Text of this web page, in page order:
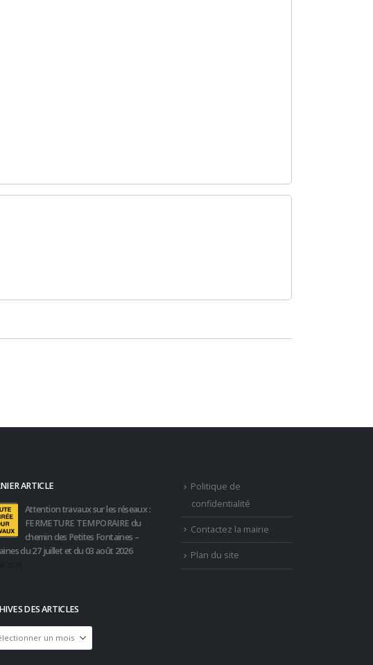
ARTICLE
Attention travaux sur les réseaux :
FERMETURE TEMPORAIRE du
chemin des Petites Fontaines –
du 27 juillet et du 03 août 2026
DES ARTICLES
Politique de
confidentialité
Contactez la mairie
Plan du site